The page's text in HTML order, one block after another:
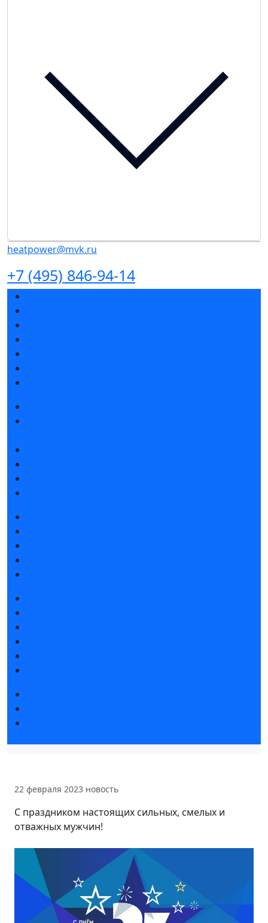
heatpower@mvk.ru
+7 (495) 846-94-14
22 февраля 2023 новость
С праздником настоящих сильных, смелых и
отважных мужчин!